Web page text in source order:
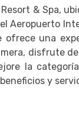
& Spa,
Aeropuerto
una
disfrute
la
y